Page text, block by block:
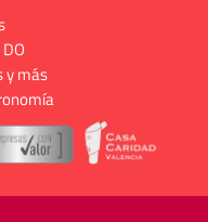
y más